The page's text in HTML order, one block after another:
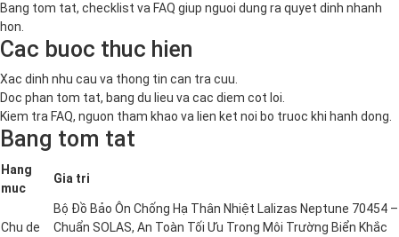
Bang tom tat, checklist va FAQ giup nguoi dung ra quyet dinh nhanh
hon.
Cac buoc thuc hien
Xac dinh nhu cau va thong tin can tra cuu.
Doc phan tom tat, bang du lieu va cac diem cot loi.
Kiem tra FAQ, nguon tham khao va lien ket noi bo truoc khi hanh dong.
Bang tom tat
Hang
muc
Gia tri
Chu de
Bộ Đồ Bảo Ôn Chống Hạ Thân Nhiệt Lalizas Neptune 70454 –
Chuẩn SOLAS, An Toàn Tối Ưu Trong Môi Trường Biển Khắc